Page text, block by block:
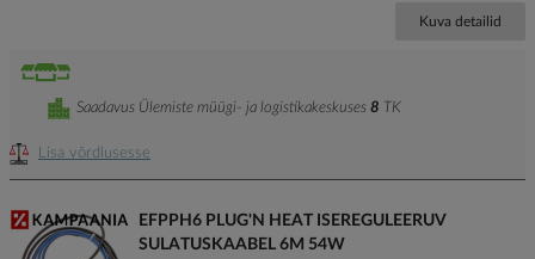
Kuva detailid
Lisa võrdlusesse
Saadavus Ülemiste müügi- ja logistikakeskuses 8 TK
EFPPH6 PLUG'N HEAT ISEREGULEERUV
SULATUSKAABEL 6M 54W